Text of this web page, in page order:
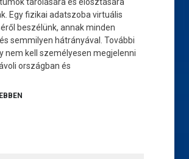
Egy fizikai adatszoba virtuális
beszélünk, annak minden
semmilyen hátrányával. További
nem kell személyesen megjelenni
országban és